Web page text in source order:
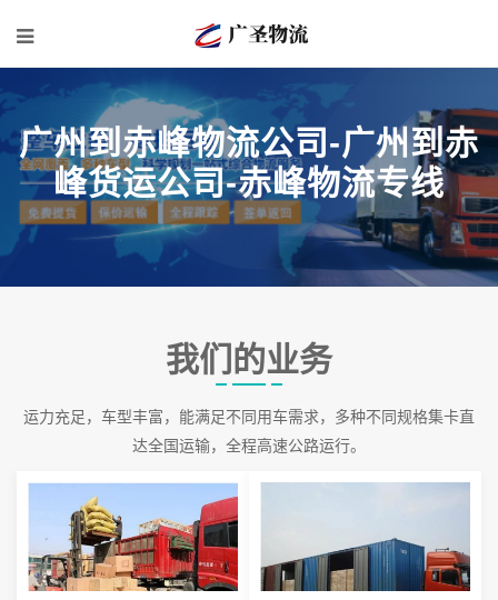
广州到赤峰物流公司-广州到赤
峰货运公司-赤峰物流专线
我们的业务
运力充足，车型丰富，能满足不同用车需求，多种不同规格集卡直
达全国运输，全程高速公路运行。